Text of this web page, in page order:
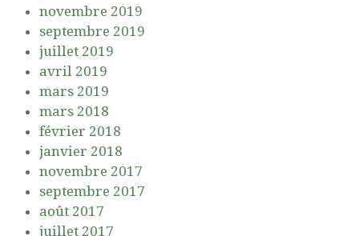
novembre 2019
septembre 2019
juillet 2019
avril 2019
mars 2019
mars 2018
février 2018
janvier 2018
novembre 2017
septembre 2017
août 2017
juillet 2017